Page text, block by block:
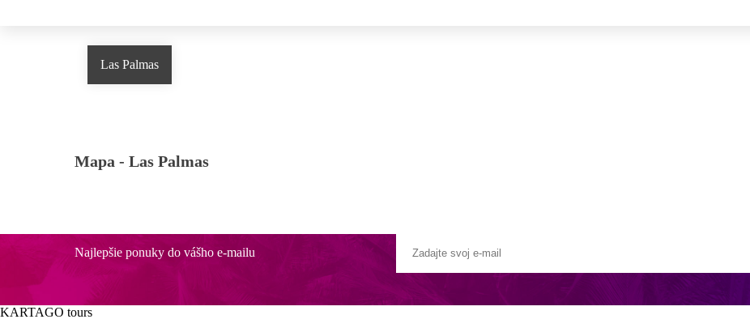
Las Palmas
Mapa - Las Palmas
Najlepšie ponuky do vášho e-mailu
KARTAGO tours